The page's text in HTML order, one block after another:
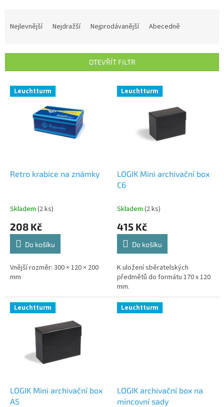
í
Nejlevnější Nejdražší Nejprodávanější Abecedně
OTEVŘÍT FILTR
V Leuchtturm
Retro krabice na známky
Skladem (2 ks)
208 Kč
Do košíku
Vnější rozměr: 300 × 120 × 200
mm
Leuchtturm
LOGIK Mini archivační box
C6
Skladem (2 ks)
415 Kč
Do košíku
K uložení sběratelských
předmětů do formátu 170 x 120
mm.
Leuchtturm
LOGIK Mini archivační box
A5
Leuchtturm
LOGIK archivační box na
mincovní sady